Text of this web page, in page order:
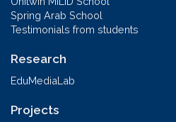
Spring Arab School
Testimonials from students
Research
EduMediaLab
Projects